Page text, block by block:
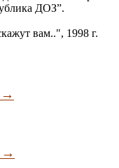
ДОЗ”.
вам..", 1998 г.
→